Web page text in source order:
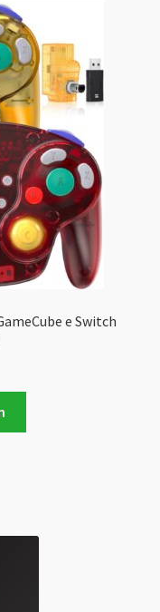
e Switch